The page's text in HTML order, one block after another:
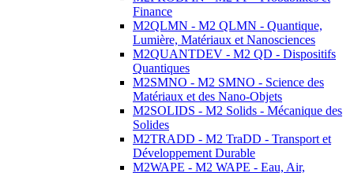
Finance
M2QLMN - M2 QLMN - Quantique,
Lumière, Matériaux et Nanosciences
M2QUANTDEV - M2 QD - Dispositifs
Quantiques
M2SMNO - M2 SMNO - Science des
Matériaux et des Nano-Objets
M2SOLIDS - M2 Solids - Mécanique des
Solides
M2TRADD - M2 TraDD - Transport et
Développement Durable
M2WAPE - M2 WAPE - Eau, Air,